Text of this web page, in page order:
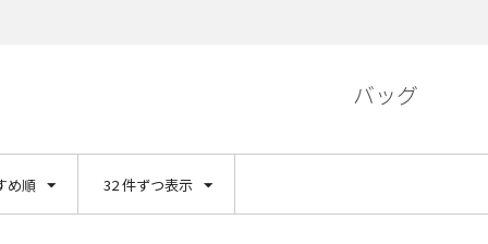
バッグ
め順 32 件ずつ表示